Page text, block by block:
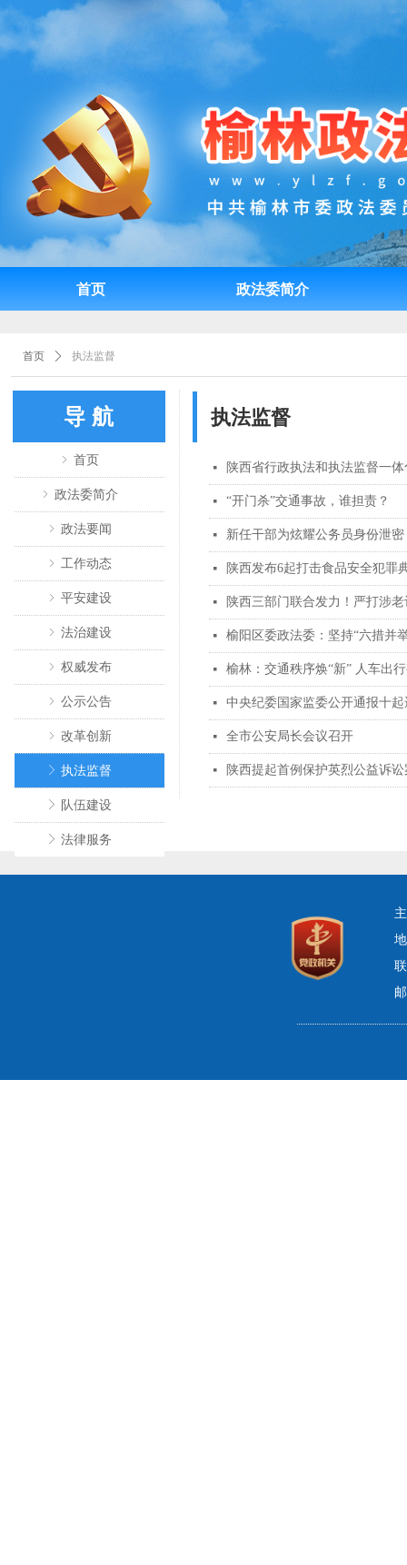
首页 政法委简介
ꁇ 首页
ꁇ 政法委简介
ꁇ 政法要闻
ꁇ 工作动态
ꁇ 平安建设
ꁇ 法治建设
ꁇ 权威发布
ꁇ 公示公告
ꁇ 改革创新
ꁕ 执法监督
ꁕ 队伍建设
ꁕ 法律服务
首页 ꄲ 执法监督
导 航 执法监督
넷 陕西省行政执法和执法监督一
넷 “开门杀”交通事故，谁担责？
넷 新任干部为炫耀公务员身份泄
넷 陕西发布6起打击食品安全犯罪
넷 陕西三部门联合发力！严打涉
넷 榆阳区委政法委：坚持“六措并
넷 榆林：交通秩序焕“新” 人车出行
넷 中央纪委国家监委公开通报十
넷 全市公安局长会议召开
넷 陕西提起首例保护英烈公益诉讼